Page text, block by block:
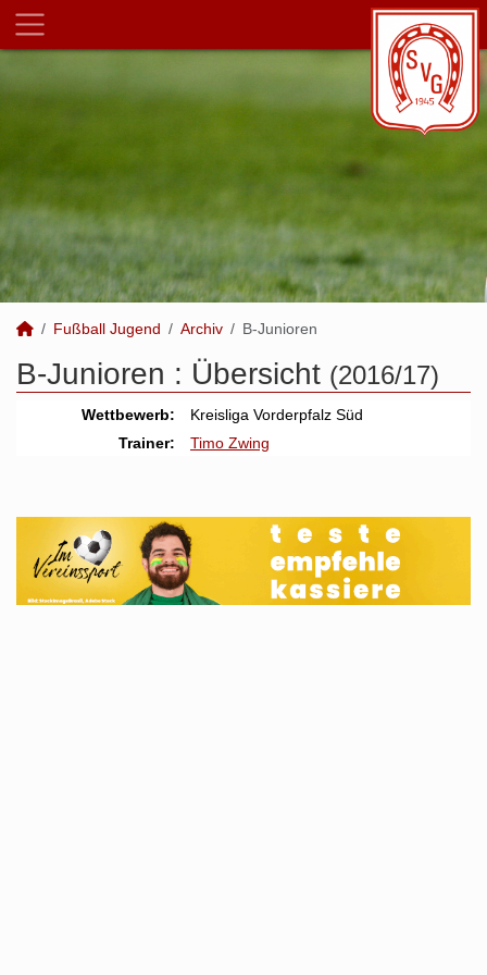
Fußball Jugend Archiv B-Junioren
B-Junioren : Übersicht (2016/17)
Wettbewerb:
Kreisliga Vorderpfalz Süd
Trainer:
Timo Zwing